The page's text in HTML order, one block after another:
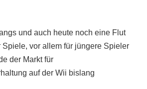
und auch heute noch eine Flut
Spiele, vor allem für jüngere Spieler
der Markt für
auf der Wii bislang